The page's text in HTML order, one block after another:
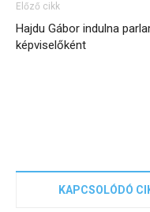
Előző cikk
Hajdu Gábor indulna
képviselőként
KAPCSOLÓDÓ